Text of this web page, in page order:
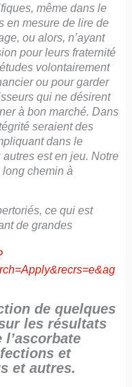
même dans le
en mesure de lire de
ou alors, n’ayant
pour leurs fraternité
volontairement
ou pour garder
qui ne désirent
à bon marché. Dans
seraient des
dans le
est en jeu. Notre
chemin à
ce qui est
de grandes
de quelques
les résultats
et
et autres.